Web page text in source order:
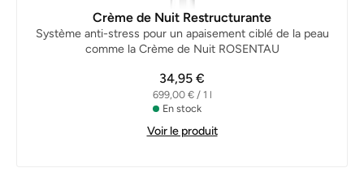
Crème de Nuit Restructurante
Système anti-stress pour un apaisement ciblé de la peau
comme la Crème de Nuit ROSENTAU
34,95 €
699,00 € / 1 l
En stock
Voir le produit